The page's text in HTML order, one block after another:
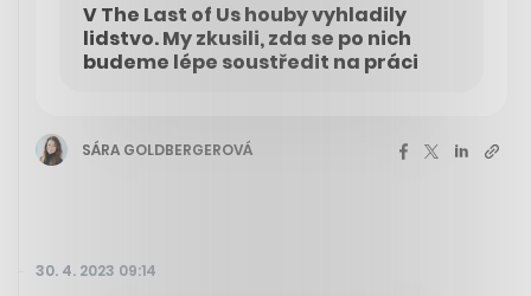
V The Last of Us houby vyhladily
lidstvo. My zkusili, zda se po nich
budeme lépe soustředit na práci
SÁRA GOLDBERGEROVÁ
30. 4. 2023 09:14